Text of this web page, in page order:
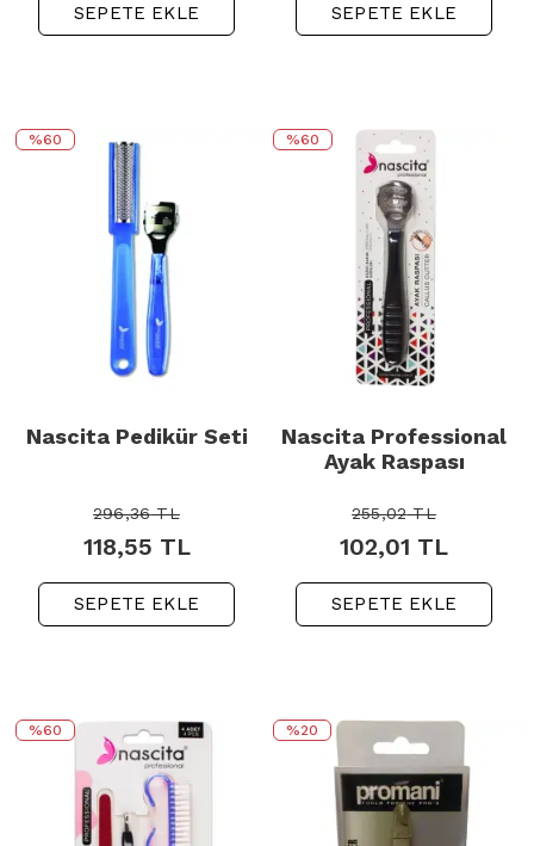
SEPETE EKLE SEPETE EKLE
%60
Nascita Pedikür Seti
296,36TL
118,55 TL
SEPETE EKLE
%60
Nascita Professional
Ayak Raspası
255,02TL
102,01 TL
SEPETE EKLE
%60 %20